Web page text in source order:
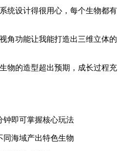
统设计得很用心，每个生物都有
角功能让我能打造出三维立体的
物的造型超出预期，成长过程充
钟即可掌握核心玩法
同海域产出特色生物